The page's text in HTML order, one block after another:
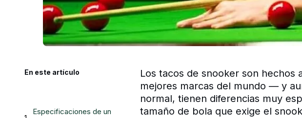
En este artículo
Especificaciones de un
Los tacos de snooker son hechos
mejores marcas del mundo — y
normal, tienen diferencias muy
tamaño de bola que exige el